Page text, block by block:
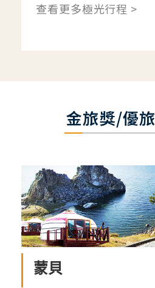
查看更多極光行程 >
金旅獎/優
蒙貝